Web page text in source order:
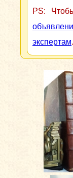
PS:
экспертам